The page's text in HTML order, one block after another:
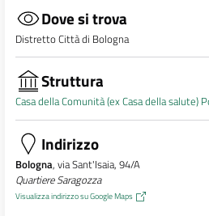
Dove si trova
Distretto Città di Bologna
Struttura
Casa della Comunità (ex Casa della salute)
Indirizzo
Bologna, via Sant'Isaia, 94/A
Quartiere Saragozza
Visualizza indirizzo su Google Maps